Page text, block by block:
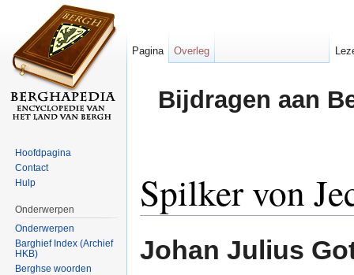
Bijdragen aan
Spilker von
Johan Julius
Pagina Overleg
Hoofdpagina
Contact
Hulp
Onderwerpen
Onderwerpen
Barghief Index (Archief
HKB)
Berghse woorden